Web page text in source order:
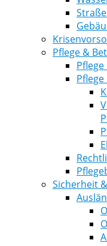
Pflege &
Sicherheit